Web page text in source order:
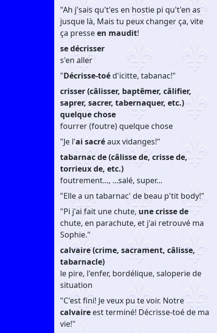
"Ah j'sais qu't'es en hostie pi qu't'en as
jusque là, Mais tu peux changer ça, vite
ça presseen maudit!
se décrisser
s'en aller
"Décrisse-toéd'icitte, tabanac!"
crisser (câlisser, baptêmer, câlifier,
saprer, sacrer, tabernaquer, etc.)
quelque chose
fourrer (foutre) quelque chose
"Je l'ai sacréaux vidanges!"
tabarnac de (câlisse de, crisse de,
torrieux de, etc.)
foutrement..., ...salé, super...
"Elle a un tabarnac' de beau p'tit body!"
"Pi j'ai fait une chute,une crisse de
chute, en parachute, et j'ai retrouvé ma
Sophie."
calvaire (crime, sacrament, câlisse,
tabarnacle)
le pire, l'enfer, bordélique, saloperie de
situation
"C'est fini! Je veux pu te voir. Notre
calvaire est terminé! Décrisse-toé de ma
vie!"